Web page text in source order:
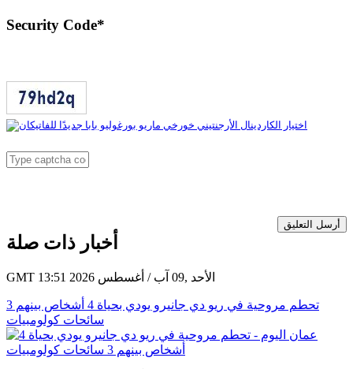
Security Code*
أرسل التعليق
أخبار ذات صلة
GMT 13:51 2026 الأحد ,09 آب / أغسطس
تحطم مروحية في ريو دي جانيرو يودي بحياة 4 أشخاص بينهم 3
سائحات كولومبيات